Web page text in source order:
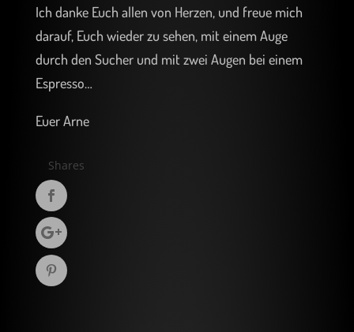
Ich danke Euch allen von Herzen, und freue mich
darauf, Euch wieder zu sehen, mit einem Auge
durch den Sucher und mit zwei Augen bei einem
Espresso…
Euer Arne
Shares